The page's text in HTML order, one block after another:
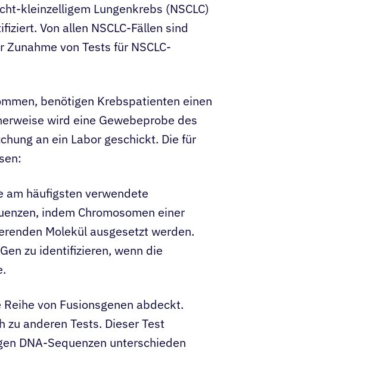
kleinzelligem Lungenkrebs (NSCLC)
Von allen NSCLC-Fällen sind
von Tests für NSCLC-
benötigen Krebspatienten einen
wird eine Gewebeprobe des
an ein Labor geschickt. Die für
am häufigsten verwendete
indem Chromosomen einer
Molekül ausgesetzt werden.
zu identifizieren, wenn die
von Fusionsgenen abdeckt.
zu anderen Tests. Dieser Test
DNA-Sequenzen unterschieden